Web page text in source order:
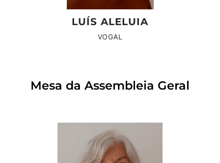
LUÍS ALELUIA
VOGAL
Mesa da Assembleia Geral